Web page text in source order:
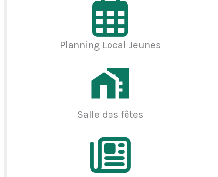
Planning Local Jeunes
Salle des fêtes